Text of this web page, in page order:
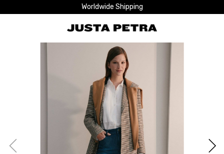
Worldwide Shipping